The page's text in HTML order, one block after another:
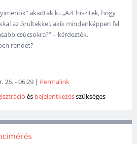
akadtak ki. „Azt hiszitek, hogy
az őrültekkel, akik mindenképpen fel
csúcsokra?” – kérdezték.
rendet?
26. - 06:29 | Permalink
és bejelentkezésszükséges